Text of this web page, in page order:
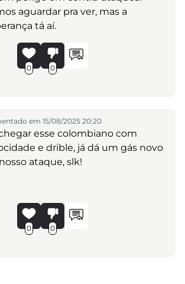
aguardar pra ver, mas a
tá aí.
0 0
em 15/08/2025 20:20
esse colombiano com
e drible, já dá um gás novo
ataque, slk!
0 0